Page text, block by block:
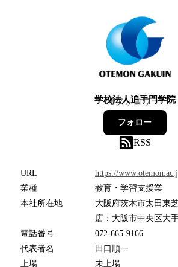
学校法人追手門学院
8フォロワー
フォロー
RSS
URL
https://
業種
教育・学習支援業
本社所在地
大阪府茨木市太田東
店：大阪市中央区大
電話番号
072-665-9166
代表者名
田口順一
上場
未上場